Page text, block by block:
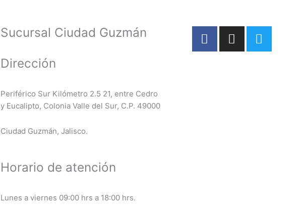
Sucursal Ciudad Guzmán
Dirección
Periférico Sur Kilómetro 2.5 21, entre Cedro
y Eucalipto, Colonia Valle del Sur, C.P. 49000
Ciudad Guzmán, Jalisco.
Horario de atención
Lunes a viernes 09:00 hrs a 18:00 hrs.
F
a
I
n
T
w